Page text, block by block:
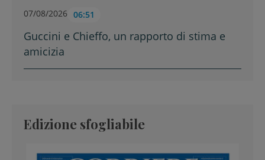
07/08/2026 06:51
Guccini e Chieffo, un rapporto di stima e
amicizia
Edizione sfogliabile